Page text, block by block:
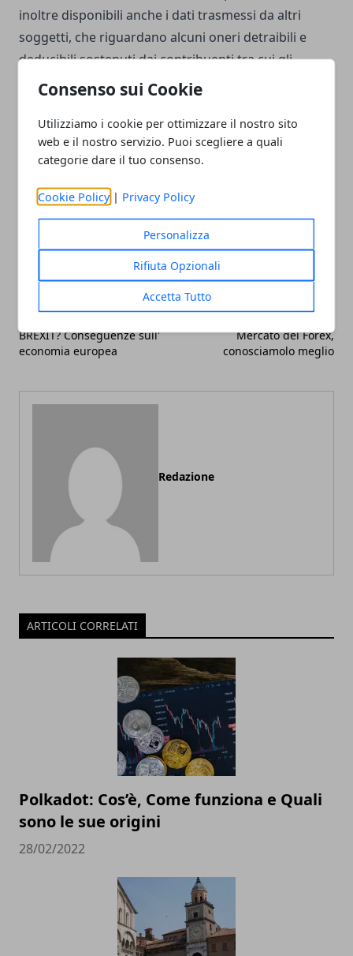
Consenso sui Cookie
Utilizziamo i cookie per ottimizzare il nostro sito
web e il nostro servizio. Puoi scegliere a quali
categorie dare il tuo consenso.
Cookie Policy | Privacy Policy
Personalizza
Rifiuta Opzionali
Accetta Tutto
inoltre disponibili anche i dati trasmessi da altri
soggetti, che riguardano alcuni oneri detraibili e
deducibili sostenuti dai contribuenti tra cui gli
interessi passivi sui mutui, premi assicurativi,
mediche e universitarie.
Whatsapp
Articolo Precedente
BREXIT? Conseguenze sull'
economia europea
Articolo Successivo
Mercato del Forex,
conosciamolo meglio
Redazione
ARTICOLI CORRELATI
Polkadot: Cos’è, Come funziona e Quali
sono le sue origini
28/02/2022